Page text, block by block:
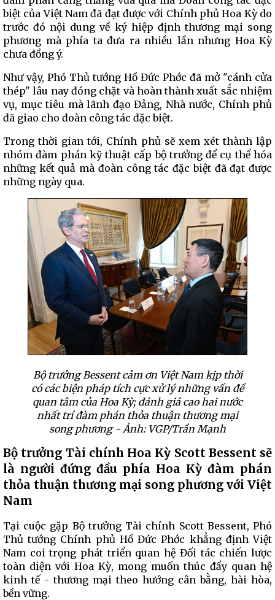
biệt của Việt Nam đã đạt được với Chính phủ Hoa Kỳ do
trước đó nội dung về ký hiệp định thương mại song
phương mà phía ta đưa ra nhiều lần nhưng Hoa Kỳ
chưa đồng ý.
Như vậy, Phó Thủ tướng Hồ Đức Phớc đã mở "cánh cửa
thép" lâu nay đóng chặt và hoàn thành xuất sắc nhiệm
vụ, mục tiêu mà lãnh đạo Đảng, Nhà nước, Chính phủ
đã giao cho đoàn công tác đặc biệt.
Trong thời gian tới, Chính phủ sẽ xem xét thành lập
nhóm đàm phán kỹ thuật cấp bộ trưởng để cụ thể hóa
những kết quả mà đoàn công tác đặc biệt đã đạt được
những ngày qua.
Bộ trưởng Bessent cảm ơn Việt Nam kịp thời
có các biện pháp tích cực xử lý những vấn đề
quan tâm của Hoa Kỳ; đánh giá cao hai nước
nhất trí đàm phán thỏa thuận thương mại
song phương - Ảnh: VGP/Trần Mạnh
Bộ trưởng Tài chính Hoa Kỳ Scott Bessent sẽ
là người đứng đầu phía Hoa Kỳ đàm phán
thỏa thuận thương mại song phương với Việt
Nam
Tại cuộc gặp Bộ trưởng Tài chính Scott Bessent, Phó
Thủ tướng Chính phủ Hồ Đức Phớc khẳng định Việt
Nam coi trọng phát triển quan hệ Đối tác chiến lược
toàn diện với Hoa Kỳ, mong muốn thúc đẩy quan hệ
kinh tế - thương mại theo hướng cân bằng, hài hòa,
bền vững.